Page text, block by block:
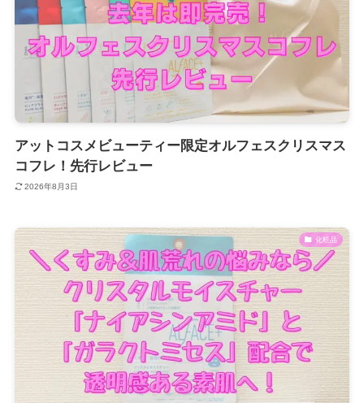
アットコスメビューティー限定オルフェスクリスマス
コフレ！先行レビュー
2026年8月3日
化粧品